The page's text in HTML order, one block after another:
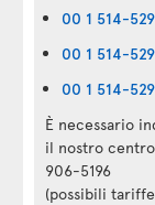
00 1 514-
00 1 514-
00 1 514-
È necessario
il nostro
906-5196
(possibili